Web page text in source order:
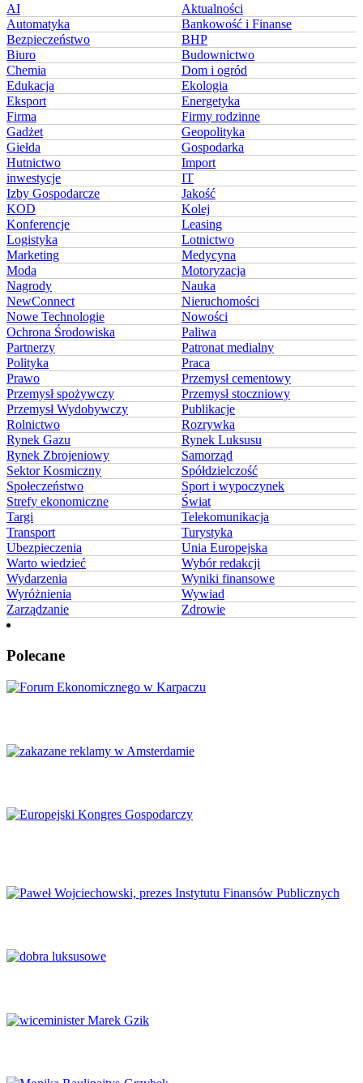
AI
Aktualności
Automatyka
Bankowość i Finanse
Bezpieczeństwo
BHP
Biuro
Budownictwo
Chemia
Dom i ogród
Edukacja
Ekologia
Eksport
Energetyka
Firma
Firmy rodzinne
Gadżet
Geopolityka
Giełda
Gospodarka
Hutnictwo
Import
inwestycje
IT
Izby Gospodarcze
Jakość
KOD
Kolej
Konferencje
Leasing
Logistyka
Lotnictwo
Marketing
Medycyna
Moda
Motoryzacja
Nagrody
Nauka
NewConnect
Nieruchomości
Nowe Technologie
Nowości
Ochrona Środowiska
Paliwa
Partnerzy
Patronat medialny
Polityka
Praca
Prawo
Przemysł cementowy
Przemysł spożywczy
Przemysł stoczniowy
Przemysł Wydobywczy
Publikacje
Rolnictwo
Rozrywka
Rynek Gazu
Rynek Luksusu
Rynek Zbrojeniowy
Samorząd
Sektor Kosmiczny
Spółdzielczość
Społeczeństwo
Sport i wypoczynek
Strefy ekonomiczne
Świat
Targi
Telekomunikacja
Transport
Turystyka
Ubezpieczenia
Unia Europejska
Warto wiedzieć
Wybór redakcji
Wydarzenia
Wyniki finansowe
Wyróżnienia
Wywiad
Zarządzanie
Zdrowie
Polecane